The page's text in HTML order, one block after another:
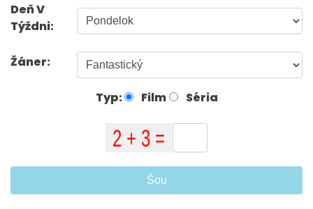
Deň V
Týždni:
Žáner:
Typ: Film Séria
Šou